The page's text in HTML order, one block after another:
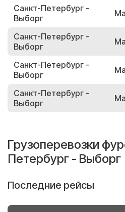
Санкт-Петербург -
Выборг
Санкт-Петербург -
Выборг
Санкт-Петербург -
Выборг
Санкт-Петербург -
Выборг
Грузоперевозки
Петербург - Выборг
Последние рейсы